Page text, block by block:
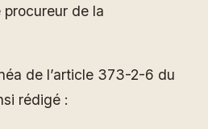
de la
de l’article 373-2-6 du
rédigé :